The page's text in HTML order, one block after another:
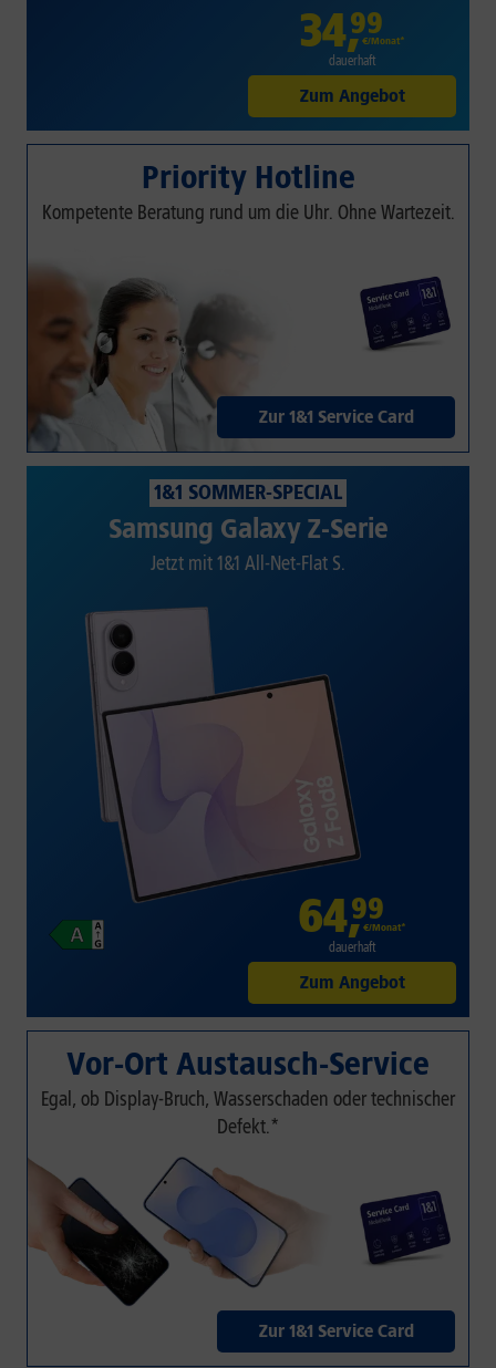
34,99
€/Monat*
dauerhaft
Zum Angebot
Priority Hotline
Kompetente Beratung rund um die Uhr. Ohne Wartezeit.
Zur 1&1 Service Card
1&1 SOMMER-SPECIAL
Samsung Galaxy Z-Serie
Jetzt mit 1&1 All-Net-Flat S.
64,99
€/Monat*
dauerhaft
Zum Angebot
Vor-Ort Austausch-Service
Egal, ob Display-Bruch, Wasserschaden oder technischer
Defekt.*
Zur 1&1 Service Card